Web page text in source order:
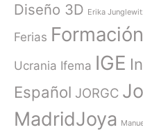
Diseño 3D Erika
Ferias Formación
Ucrania Ifema IGE
Español JORGC
MadridJoya